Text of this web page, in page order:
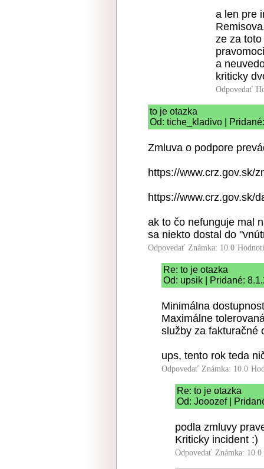
a len pre
ze za
a
kriticky
Odpovedať
to je otazka
Od: tiche_kladivo |
Zmluva o podpore
https://www.crz.gov.sk/
https://www.crz.gov.sk/
ak to čo nefunguje mal
sa niekto dostal do
Odpovedať Známka: 10.0
Re: to je otazka
Od: upsik | Pridané:
Minimálna
Maximálne
služby za fakturačné
ups, tento rok teda
Odpovedať Známka: 10.0
Re: to je otazka
Od: Jooozef |
podla zmluvy
Kriticky incident :)
Odpovedať Známka: 10.0